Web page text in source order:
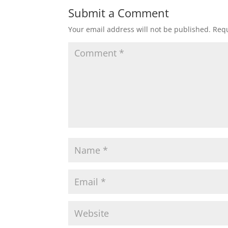
Submit a Comment
Your email address will not be published.